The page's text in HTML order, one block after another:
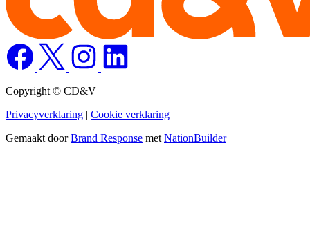
Copyright © CD&V
Privacyverklaring | Cookie verklaring
Gemaakt doorBrand Response met NationBuilder